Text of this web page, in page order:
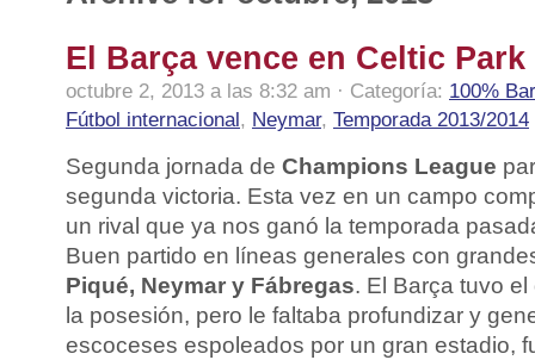
El Barça vence en Celtic Park
octubre 2, 2013 a las 8:32 am · Categoría: 100%
Fútbol internacional, Neymar, Temporada 2013/2014
Segunda jornada de Champions League
segunda victoria. Esta vez en un campo
un rival que ya nos ganó la temporada
Buen partido en líneas generales con
Piqué, Neymar y Fábregas. El Barça tuvo
la posesión, pero le faltaba profundizar y
escoceses espoleados por un gran estadio,